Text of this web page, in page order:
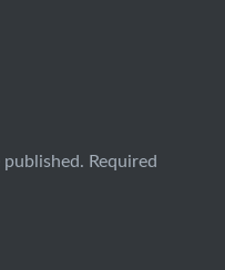
Required